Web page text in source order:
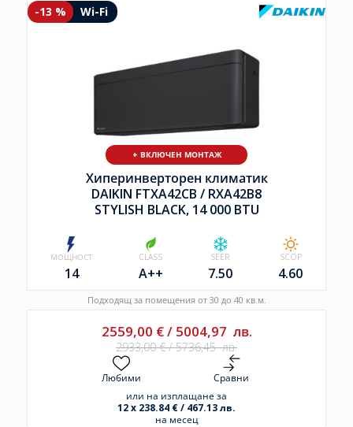
-13 % Wi-Fi
+ ВКЛЮЧЕН МОНТАЖ
Хиперинверторен климатик
DAIKIN FTXA42CB / RXA42B8
STYLISH BLACK, 14 000 BTU
МОЩНОСТ
14
CLASS
A++
SEER
7.50
SCOP
4.60
Подходящ за помещения от 30 до 40 кв.м.
2559,00 €/ 5004,97 лв.
2933,00€/5736,45лв.
Любими
Сравни
или на изплащане за
12 x 238.84 € / 467.13 лв.
на месец